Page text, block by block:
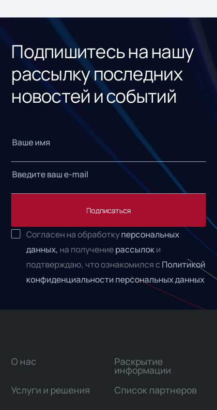
Подпишитесь на нашу
рассылку последних
новостей и событий
Подписаться
Согласен на обработкуперсональных
данных, на получениерассылоки
подтверждаю, что ознакомился с Политикой
конфиденциальности персональных данных
О нас
Услуги и решения
Раскрытие
информации
Список партнеров